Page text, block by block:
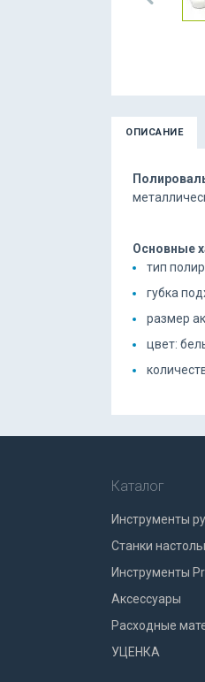
ОПИСАНИЕ
Основные
тип
губка
размер
цвет:
Каталог
Инструменты
Станки
Инструменты
Аксессуары
Расходные
УЦЕНКА